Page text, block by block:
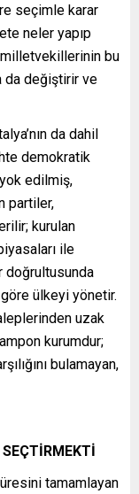
seçimle karar
neler yapıp
milletvekillerinin bu
da değiştirir ve
da dahil
demokratik
edilmiş,
partiler,
kurulan
ile
doğrultusunda
ülkeyi yönetir.
uzak
kurumdur;
bulamayan,
SEÇTİRMEKTİ
tamamlayan